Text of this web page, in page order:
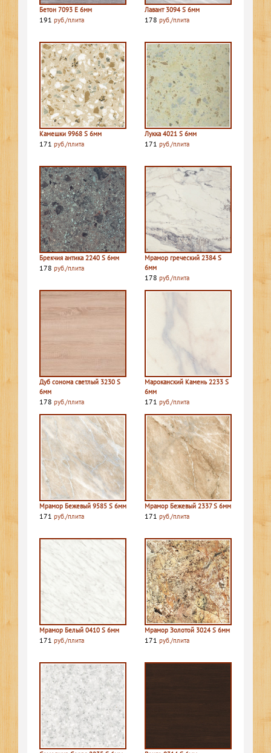
Бетон 7093 E 6мм
191 руб./плита
Лавант 3094 S 6мм
178 руб./плита
Камешки 9968 S 6мм
171 руб./плита
Лукка 4021 S 6мм
171 руб./плита
Брекчия антика 2240 S 6мм
178 руб./плита
Мрамор греческий 2384 S
6мм
178 руб./плита
Дуб сонома светлый 3230 S
6мм
178 руб./плита
Мароканский Камень 2233 S
6мм
171 руб./плита
Мрамор Бежевый 9585 S 6мм
171 руб./плита
Мрамор Бежевый 2337 S 6мм
171 руб./плита
Мрамор Белый 0410 S 6мм
171 руб./плита
Мрамор Золотой 3024 S 6мм
171 руб./плита